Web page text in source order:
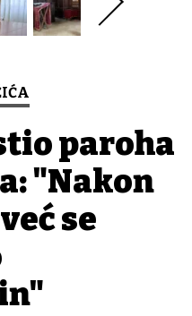
paroha
"Nakon
se